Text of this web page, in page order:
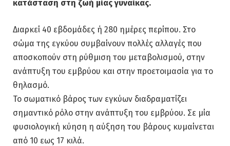
κατάσταση στη ζωή μίας γυναίκας.
Διαρκεί 40 εβδομάδες ή 280 ημέρες περίπου. Στο
σώμα της εγκύου συμβαίνουν πολλές αλλαγές που
αποσκοπούν στη ρύθμιση του μεταβολισμού, στην
ανάπτυξη του εμβρύου και στην προετοιμασία για το
θηλασμό.
Το σωματικό βάρος των εγκύων διαδραματίζει
σημαντικό ρόλο στην ανάπτυξη του εμβρύου. Σε μία
φυσιολογική κύηση η αύξηση του βάρους κυμαίνεται
από 10 εως 17 κιλά.